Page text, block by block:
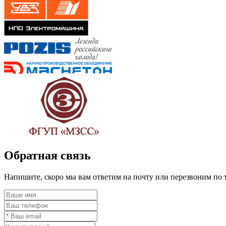
Обратная связь
Напишите, скоро мы вам ответим на почту или перезвоним по